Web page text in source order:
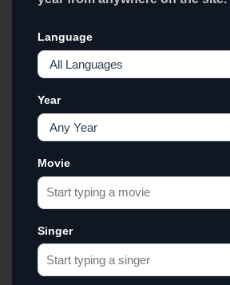
Language
Year
Movie
Singer